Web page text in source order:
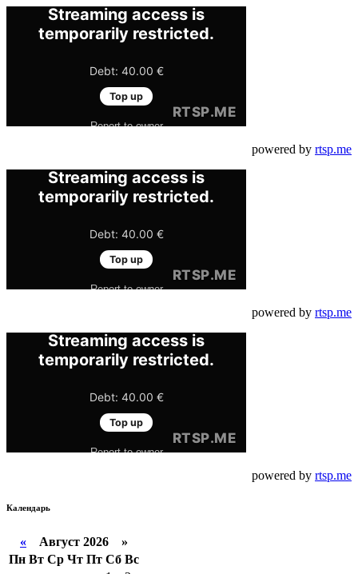
powered by rtsp.me
powered by rtsp.me
powered by rtsp.me
Календарь
« Август 2026 »
Пн Вт Ср Чт Пт Сб Вс